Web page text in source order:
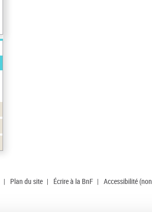
| Plan du site | Écrire à la BnF | Accessibilité